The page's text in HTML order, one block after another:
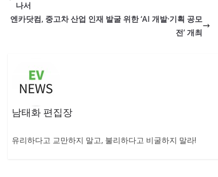
나서
엔카닷컴, 중고차 산업 인재 발굴 위한 ‘AI 개발·기획 공모
전’ 개최
남태화 편집장
유리하다고 교만하지 말고, 불리하다고 비굴하지 말라!